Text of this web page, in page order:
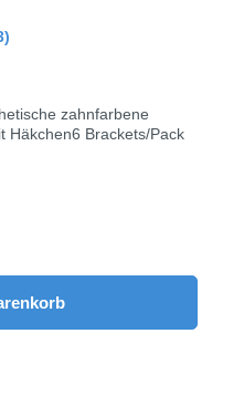
zahnfarbene
Häkchen6 Brackets/Pack
den gewünschten